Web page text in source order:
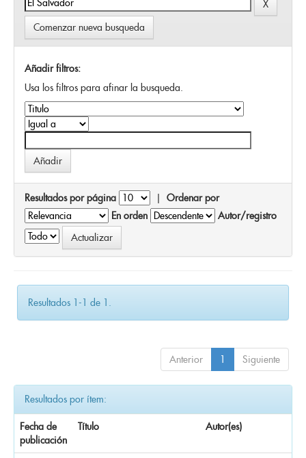
Comenzar nueva busqueda
Añadir filtros:
Usa los filtros para afinar la busqueda.
Resultados por página | Ordenar por
En orden
Autor/registro
Resultados 1-1 de 1.
Anterior 1 Siguiente
Resultados por ítem:
Fecha de
publicación
Título Autor(es)